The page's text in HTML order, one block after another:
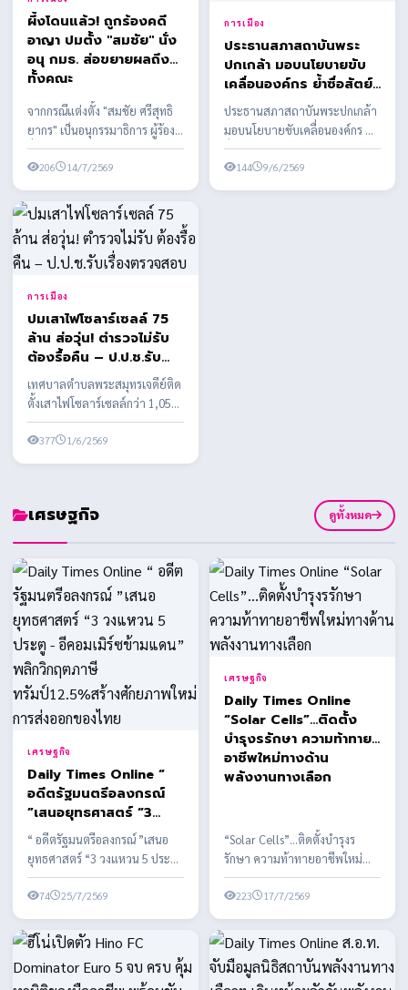
ผึ้งโดนแล้ว! ถูกร้องคดี
อาญา ปมตั้ง "สมชัย" นั่ง
อนุ กมธ. ส่อขยายผลถึง
ทั้งคณะ
จากกรณีแต่งตั้ง "สมชัย ศรีสุทธิ
ยากร" เป็นอนุกรรมาธิการ ผู้ร้อง
ยื่นเอาผิด สส.พรรคประชาชน
พร้อมเตรียมข...
206 14/7/2569
การเมือง
ประธานสภาสถาบันพระ
ปกเกล้า มอบนโยบายขับ
เคลื่อนองค์กร ย้ำซื่อสัตย์
โปร่งใส สร้างศรัทธา
ประชาชน
ประธานสภาสถาบันพระปกเกล้า
มอบนโยบายขับเคลื่อนองค์กร ย้ำ
ซื่อสัตย์ โปร่งใส สร้างศรัทธา
ประชาชน
144 9/6/2569
การเมือง
ปมเสาไฟโซลาร์เซลล์ 75
ล้าน ส่อวุ่น! ตำรวจไม่รับ
ต้องรื้อคืน – ป.ป.ช.รับ
เรื่องตรวจสอบ
เทศบาลตำบลพระสมุทรเจดีย์ติด
ตั้งเสาไฟโซลาร์เซลล์กว่า 1,058
ต้น งบประมาณกว่า 75 ล้านบาท
พบข้อสงสัยหลาย...
377 1/6/2569
เศรษฐกิจ ดูทั้งหมด
เศรษฐกิจ
Daily Times Online “
อดีตรัฐมนตรีอลงกรณ์
”เสนอยุทธศาสตร์ “3
วงแหวน 5 ประตู -
อีคอมเมิร์ซข้ามแดน”
พลิกวิกฤตภาษี
ทรัมป์12.5%สร้าง
ศักยภาพใหม่การส่งออก
“ อดีตรัฐมนตรีอลงกรณ์ ”เสนอ
ยุทธศาสตร์ “3 วงแหวน 5 ประตู -
อีคอมเมิร์ซข้ามแดน” พลิกวิกฤต
ภาษีทรัมป์12...
74 25/7/2569
เศรษฐกิจ
Daily Times Online
“Solar Cells”…ติดตั้ง
บำรุงรรักษา ความท้าทาย
อาชีพใหม่ทางด้าน
พลังงานทางเลือก
“Solar Cells”…ติดตั้งบำรุงร
รักษา ความท้าทายอาชีพใหม่
ทางด้านพลังงานทางเลือก
พลังงานสะอาด ในประเทศไทย
223 17/7/2569